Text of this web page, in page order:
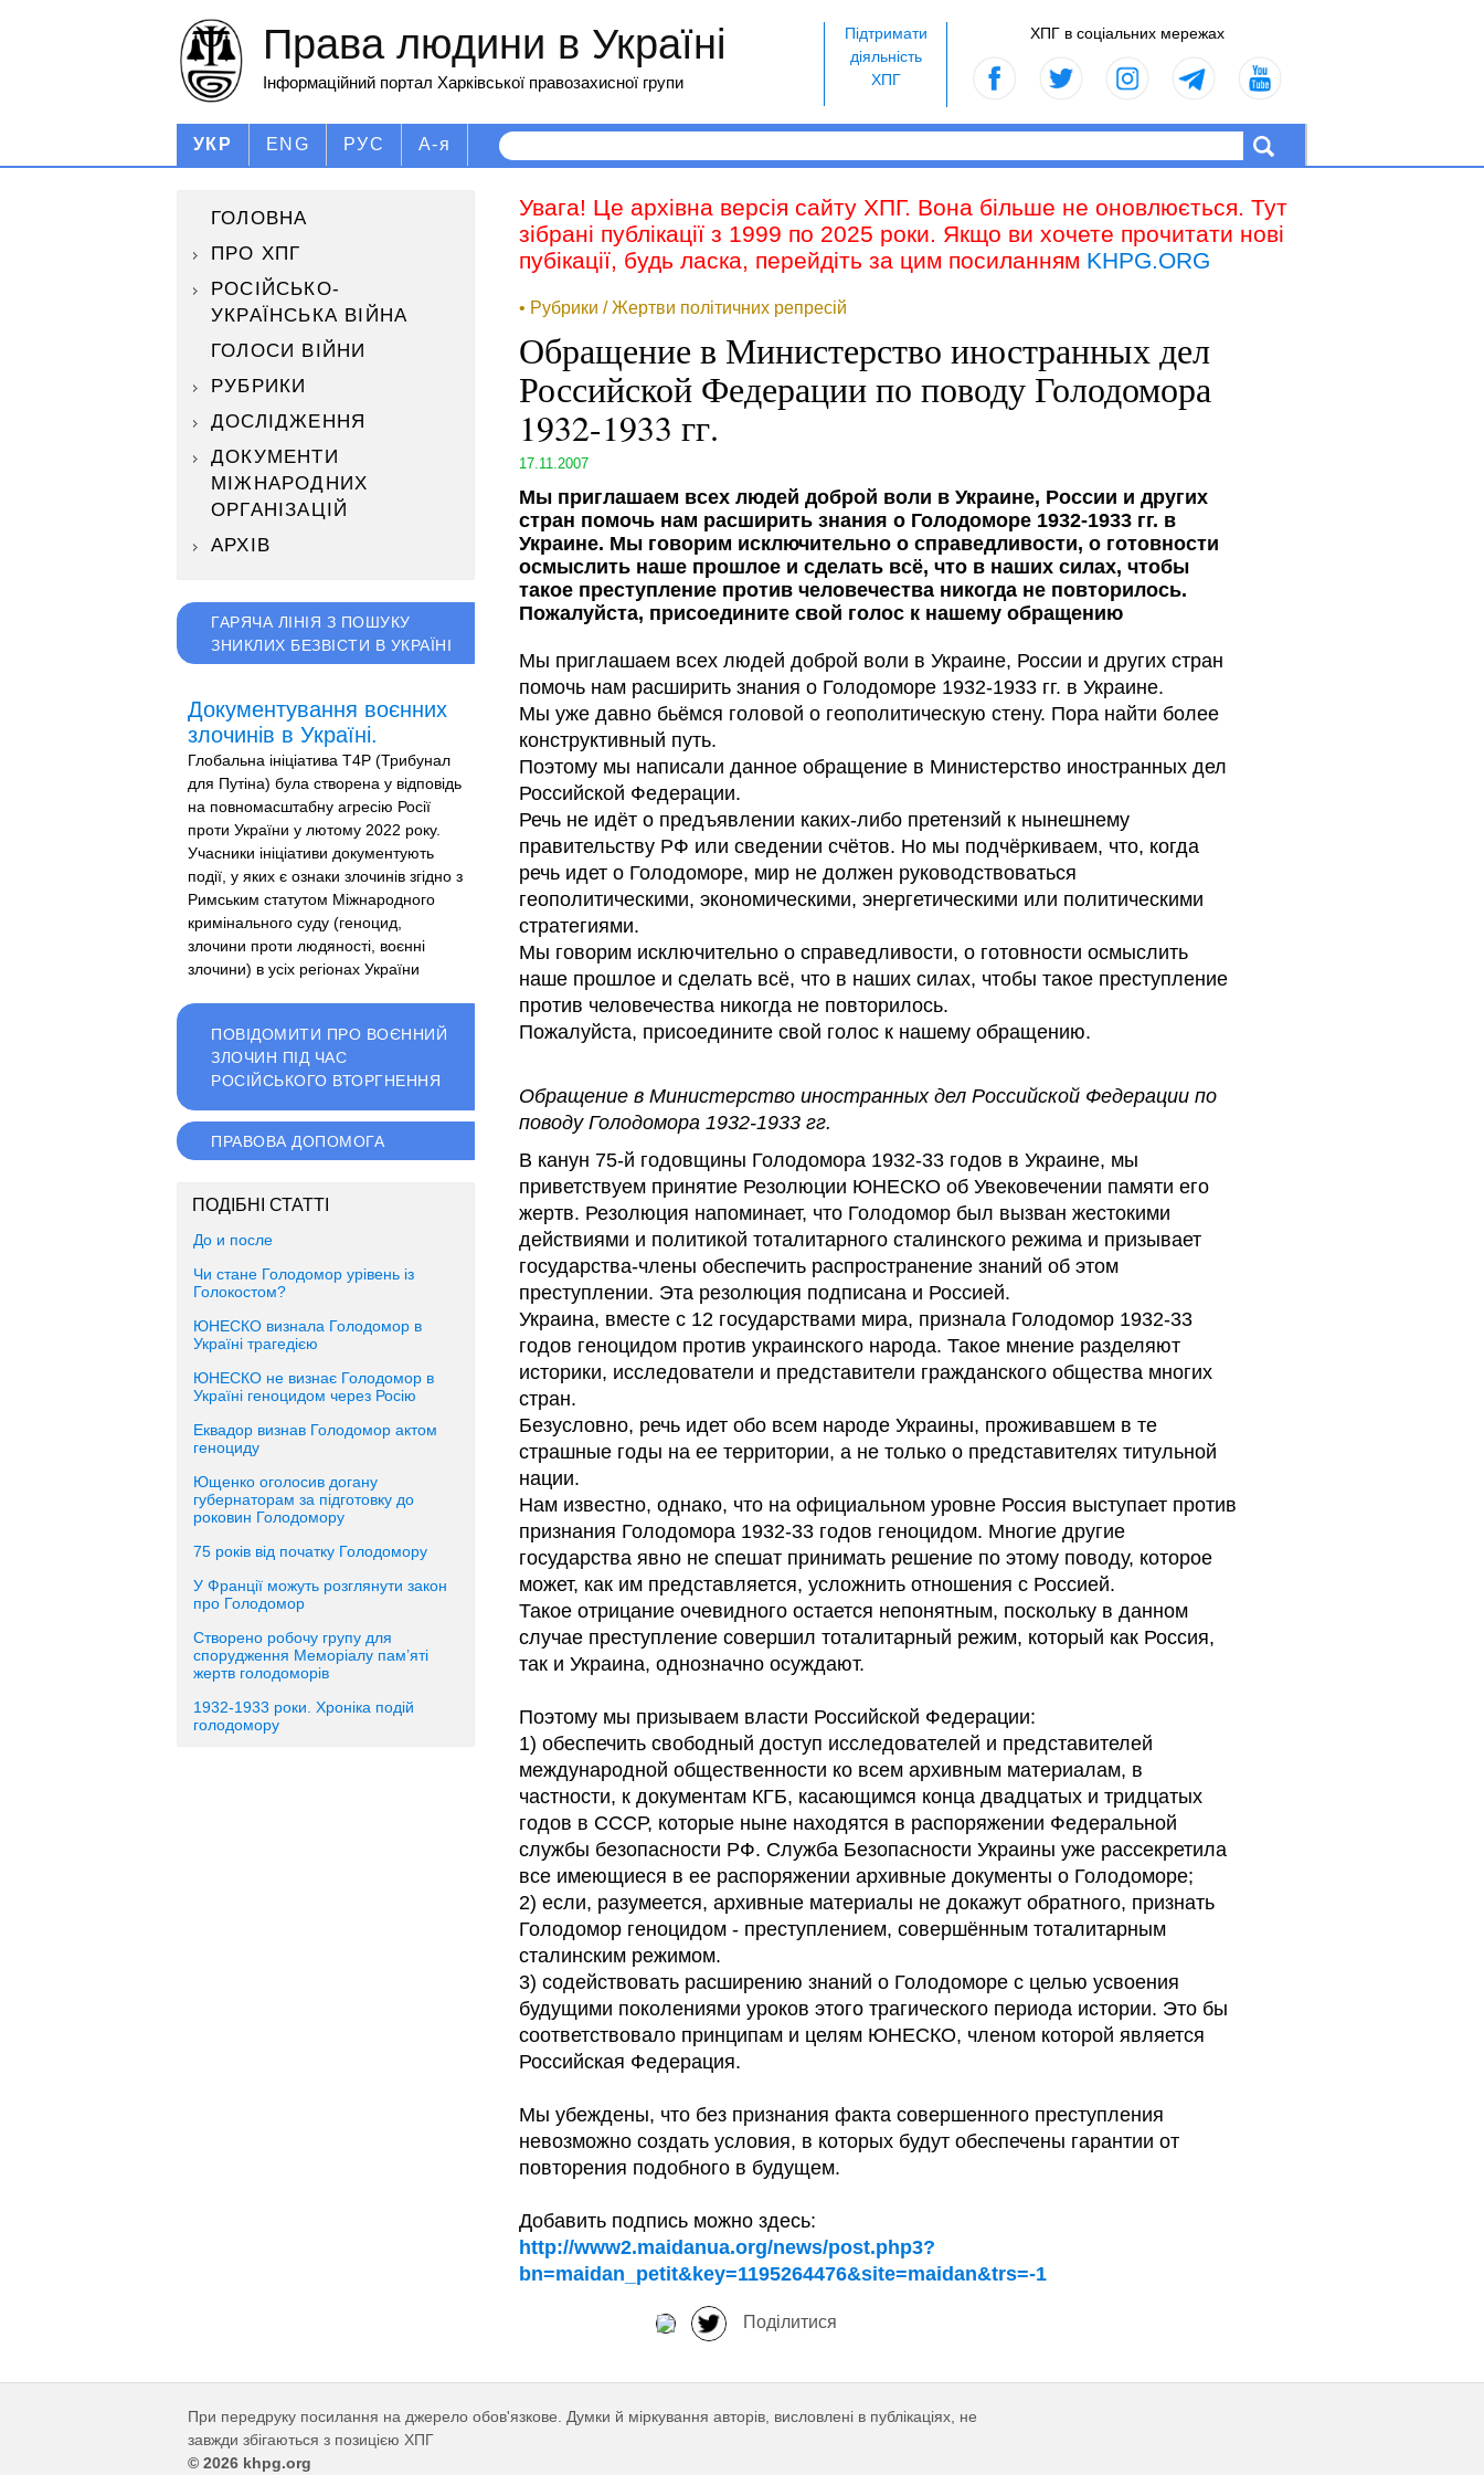
ХПГ в соціальних мережах
Підтримати
діяльність
ХПГ
Права людини в Україні
Інформаційний портал Харківської правозахисної групи
УКР ENG РУС А-я
ГОЛОВНА
ПРО ХПГ
РОСІЙСЬКО-
УКРАЇНСЬКА ВІЙНА
ГОЛОСИ ВІЙНИ
РУБРИКИ
ДОСЛІДЖЕННЯ
ДОКУМЕНТИ
МІЖНАРОДНИХ
ОРГАНІЗАЦІЙ
АРХІВ
ГАРЯЧА ЛІНІЯ З ПОШУКУ
ЗНИКЛИХ БЕЗВІСТИ В УКРАЇНІ
Документування воєнних
злочинів в Україні.
Глобальна ініціатива T4P (Трибунал
для Путіна) була створена у відповідь
на повномасштабну агресію Росії
проти України у лютому 2022 року.
Учасники ініціативи документують
події, у яких є ознаки злочинів згідно з
Римським статутом Міжнародного
кримінального суду (геноцид,
злочини проти людяності, воєнні
злочини) в усіх регіонах України
ПОВІДОМИТИ ПРО ВОЄННИЙ
ЗЛОЧИН ПІД ЧАС
РОСІЙСЬКОГО ВТОРГНЕННЯ
ПРАВОВА ДОПОМОГА
ПОДІБНІ СТАТТІ
До и после
Чи стане Голодомор урівень із
Голокостом?
ЮНЕСКО визнала Голодомор в
Україні трагедією
ЮНЕСКО не визнає Голодомор в
Україні геноцидом через Росію
Еквадор визнав Голодомор актом
геноциду
Ющенко оголосив догану
губернаторам за підготовку до
роковин Голодомору
75 років від початку Голодомору
У Франції можуть розглянути закон
про Голодомор
Створено робочу групу для
спорудження Меморіалу пам’яті
жертв голодоморів
1932-1933 роки. Хроніка подій
голодомору
Увага! Це архівна версія сайту ХПГ. Вона більше не оновлюється. Тут
зібрані публікації з 1999 по 2025 роки. Якщо ви хочете прочитати нові
пубікації, будь ласка, перейдіть за цим посиланням KHPG.ORG
• Рубрики / Жертви політичних репресій
Обращение в Министерство иностранных дел
Российской Федерации по поводу Голодомора
1932-1933 гг.
17.11.2007
Мы приглашаем всех людей доброй воли в Украине, России и других
стран помочь нам расширить знания о Голодоморе 1932-1933 гг. в
Украине. Мы говорим исключительно о справедливости, о готовности
осмыслить наше прошлое и сделать всё, что в наших силах, чтобы
такое преступление против человечества никогда не повторилось.
Пожалуйста, присоедините свой голос к нашему обращению
Мы приглашаем всех людей доброй воли в Украине, России и других стран
помочь нам расширить знания о Голодоморе 1932-1933 гг. в Украине.
Мы уже давно бьёмся головой о геополитическую стену. Пора найти более
конструктивный путь.
Поэтому мы написали данное обращение в Министерство иностранных дел
Российской Федерации.
Речь не идёт о предъявлении каких-либо претензий к нынешнему
правительству РФ или сведении счётов. Но мы подчёркиваем, что, когда
речь идет о Голодоморе, мир не должен руководствоваться
геополитическими, экономическими, энергетическими или политическими
стратегиями.
Мы говорим исключительно о справедливости, о готовности осмыслить
наше прошлое и сделать всё, что в наших силах, чтобы такое преступление
против человечества никогда не повторилось.
Пожалуйста, присоедините свой голос к нашему обращению.
Обращение в Министерство иностранных дел Российской Федерации по
поводу Голодомора 1932-1933 гг.
В канун 75-й годовщины Голодомора 1932-33 годов в Украине, мы
приветствуем принятие Резолюции ЮНЕСКО об Увековечении памяти его
жертв. Резолюция напоминает, что Голодомор был вызван жестокими
действиями и политикой тоталитарного сталинского режима и призывает
государства-члены обеспечить распространение знаний об этом
преступлении. Эта резолюция подписана и Россией.
Украина, вместе с 12 государствами мира, признала Голодомор 1932-33
годов геноцидом против украинского народа. Такое мнение разделяют
историки, исследователи и представители гражданского общества многих
стран.
Безусловно, речь идет обо всем народе Украины, проживавшем в те
страшные годы на ее территории, а не только о представителях титульной
нации.
Нам известно, однако, что на официальном уровне Россия выступает против
признания Голодомора 1932-33 годов геноцидом. Многие другие
государства явно не спешат принимать решение по этому поводу, которое
может, как им представляется, усложнить отношения с Россией.
Такое отрицание очевидного остается непонятным, поскольку в данном
случае преступление совершил тоталитарный режим, который как Россия,
так и Украина, однозначно осуждают.
Поэтому мы призываем власти Российской Федерации:
1) обеспечить свободный доступ исследователей и представителей
международной общественности ко всем архивным материалам, в
частности, к документам КГБ, касающимся конца двадцатых и тридцатых
годов в СССР, которые ныне находятся в распоряжении Федеральной
службы безопасности РФ. Служба Безопасности Украины уже рассекретила
все имеющиеся в ее распоряжении архивные документы о Голодоморе;
2) если, разумеется, архивные материалы не докажут обратного, признать
Голодомор геноцидом - преступлением, совершённым тоталитарным
сталинским режимом.
3) содействовать расширению знаний о Голодоморе с целью усвоения
будущими поколениями уроков этого трагического периода истории. Это бы
соответствовало принципам и целям ЮНЕСКО, членом которой является
Российская Федерация.
Мы убеждены, что без признания факта совершенного преступления
невозможно создать условия, в которых будут обеспечены гарантии от
повторения подобного в будущем.
Добавить подпись можно здесь:
http://www2.maidanua.org/news/post.php3?
bn=maidan_petit&key=1195264476&site=maidan&trs=-1
Поділитися
При передруку посилання на джерело обов'язкове. Думки й міркування авторів, висловлені в публікаціях, не
завжди збігаються з позицією ХПГ
© 2026 khpg.org